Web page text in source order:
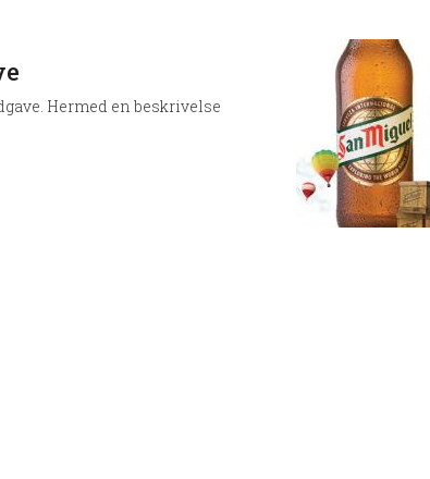
Hermed en beskrivelse